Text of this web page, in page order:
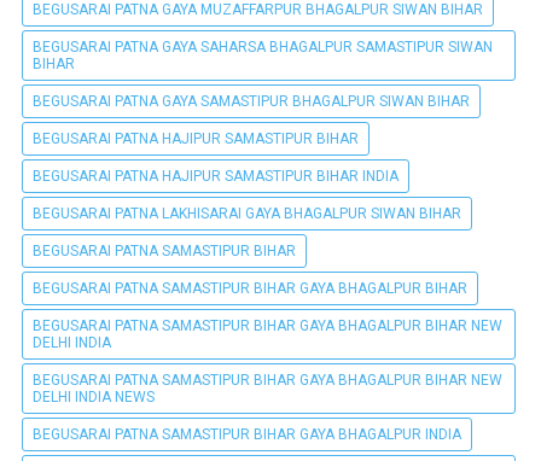
BEGUSARAI PATNA GAYA MUZAFFARPUR BHAGALPUR SIWAN BIHAR
BEGUSARAI PATNA GAYA SAHARSA BHAGALPUR SAMASTIPUR SIWAN
BIHAR
BEGUSARAI PATNA GAYA SAMASTIPUR BHAGALPUR SIWAN BIHAR
BEGUSARAI PATNA HAJIPUR SAMASTIPUR BIHAR
BEGUSARAI PATNA HAJIPUR SAMASTIPUR BIHAR INDIA
BEGUSARAI PATNA LAKHISARAI GAYA BHAGALPUR SIWAN BIHAR
BEGUSARAI PATNA SAMASTIPUR BIHAR
BEGUSARAI PATNA SAMASTIPUR BIHAR GAYA BHAGALPUR BIHAR
BEGUSARAI PATNA SAMASTIPUR BIHAR GAYA BHAGALPUR BIHAR NEW
DELHI INDIA
BEGUSARAI PATNA SAMASTIPUR BIHAR GAYA BHAGALPUR BIHAR NEW
DELHI INDIA NEWS
BEGUSARAI PATNA SAMASTIPUR BIHAR GAYA BHAGALPUR INDIA